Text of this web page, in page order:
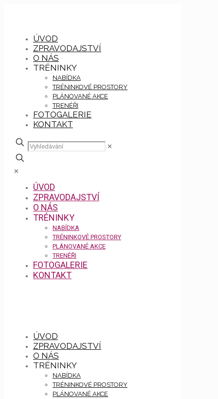
ÚVOD
ZPRAVODAJSTVÍ
O NÁS
TRÉNINKY
NABÍDKA
TRÉNINKOVÉ PROSTORY
PLÁNOVANÉ AKCE
TRENÉŘI
FOTOGALERIE
KONTAKT
✕
✕
ÚVOD
ZPRAVODAJSTVÍ
O NÁS
TRÉNINKY
NABÍDKA
TRÉNINKOVÉ PROSTORY
PLÁNOVANÉ AKCE
TRENÉŘI
FOTOGALERIE
KONTAKT
ÚVOD
ZPRAVODAJSTVÍ
O NÁS
TRÉNINKY
NABÍDKA
TRÉNINKOVÉ PROSTORY
PLÁNOVANÉ AKCE